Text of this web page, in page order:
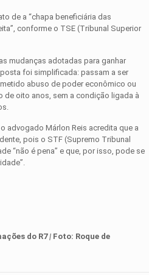
de a “chapa beneficiária das
conforme o TSE (Tribunal Superior
mudanças adotadas para ganhar
foi simplificada: passam a ser
abuso de poder econômico ou
oito anos, sem a condição ligada à
advogado Márlon Reis acredita que a
pois o STF (Supremo Tribunal
“não é pena” e que, por isso, pode se
d o R7 | Foto: Roque de